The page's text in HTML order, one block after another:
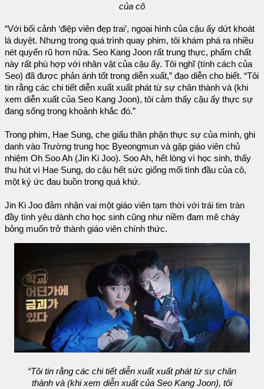
của cô
“Với bối cảnh ‘điệp viên đẹp trai’, ngoại hình của cậu ấy dứt khoát
là duyệt. Nhưng trong quá trình quay phim, tôi khám phá ra nhiều
nét quyến rũ hơn nữa. Seo Kang Joon rất trung thực, phẩm chất
này rất phù hợp với nhân vật của cậu ấy. Tôi nghĩ (tính cách của
Seo) đã được phản ánh tốt trong diễn xuất,” đạo diễn cho biết. “Tôi
tin rằng các chi tiết diễn xuất xuất phát từ sự chân thành và (khi
xem diễn xuất của Seo Kang Joon), tôi cảm thấy cậu ấy thực sự
đang sống trong khoảnh khắc đó.”
Trong phim, Hae Sung, che giấu thân phận thực sự của mình, ghi
danh vào Trường trung học Byeongmun và gặp giáo viên chủ
nhiệm Oh Soo Ah (Jin Ki Joo). Soo Ah, hết lòng vì học sinh, thấy
thu hút vì Hae Sung, do cậu hết sức giống mối tình đầu của cô,
một ký ức đau buồn trong quá khứ.
Jin Ki Joo đảm nhận vai một giáo viên tạm thời với trái tim tràn
đầy tình yêu dành cho học sinh cũng như niềm đam mê cháy
bỏng muốn trở thành giáo viên chính thức.
“Tôi tin rằng các chi tiết diễn xuất xuất phát từ sự chân
thành và (khi xem diễn xuất của Seo Kang Joon), tôi